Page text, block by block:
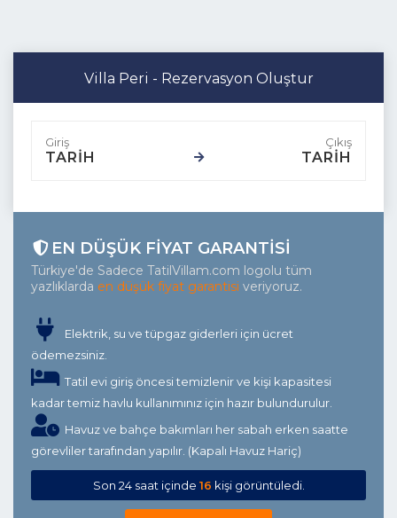
Villa Peri - Rezervasyon Oluştur
TARİH TARİH
EN DÜŞÜK FIYAT GARANTISI
Türkiye'de Sadece TatilVillam.com logolu tüm
yazlıklarda en düşük fiyat garantisi veriyoruz.
Elektrik, su ve tüpgaz giderleri için ücret
ödemezsiniz.
Tatil evi giriş öncesi temizlenir ve kişi kapasitesi
kadar temiz havlu kullanımınız için hazır bulundurulur.
Havuz ve bahçe bakımları her sabah erken saatte
görevliler tarafından yapılır. (Kapalı Havuz Hariç)
Son 24 saat içinde 16 kişi görüntüledi.